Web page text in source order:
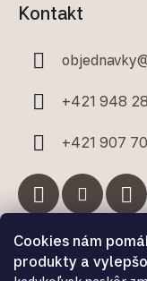
Cookies nám
produkty a
Kontakt
objednavky
+421 948
+421 907
Facebook